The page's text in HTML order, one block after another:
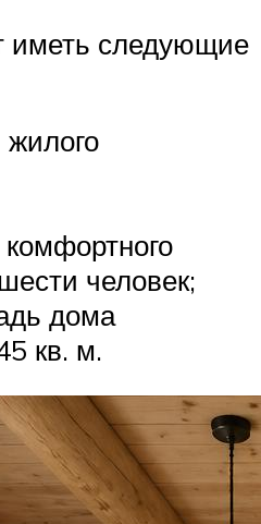
иметь следующие
человек;
дома
кв. м.